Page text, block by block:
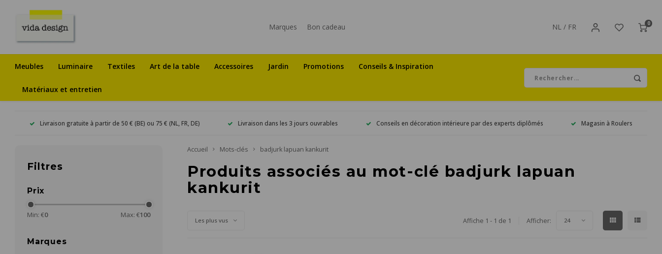
Marques Bon cadeau NL / FR 0
Meubles Luminaire Textiles Art de la table Accessoires Jardin Promotions Conseils & Inspiration
Matériaux et entretien
Livraison gratuite à partir de 50 € (BE) ou 75 € (NL, FR, DE) Livraison dans les 3 jours ouvrables Conseils en décoration intérieure par des experts diplômés Magasin à Roulers
Filtres
Prix
Min: €0 Max: €100
Marques
Accueil Mots-clés badjurk lapuan kankurit
Produits associés au mot-clé badjurk lapuan
kankurit
Les plus vus Affiche 1 - 1 de 1 Afficher: 24